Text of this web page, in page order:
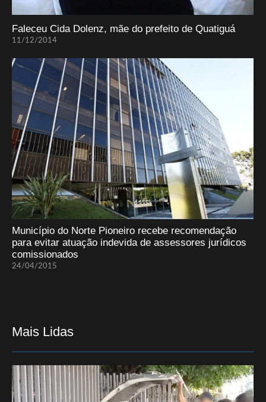
Faleceu Cida Dolenz, mãe do prefeito de Quatiguá
11/12/2014
Município do Norte Pioneiro recebe recomendação
para evitar atuação indevida de assessores jurídicos
comissionados
24/04/2015
Mais Lidas